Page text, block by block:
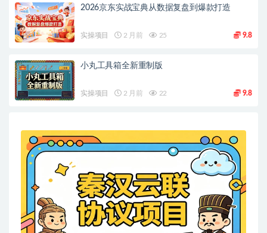
2026京东实战宝典从数据复盘到爆款打造
实操项目 2 月前 25 9.8
小丸工具箱全新重制版
实操项目 2 月前 22 9.8